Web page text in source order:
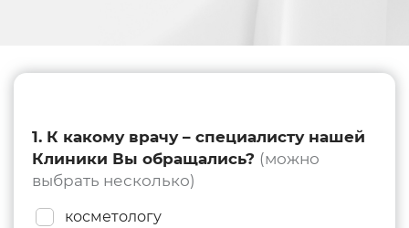
1. К какому врачу – специалисту нашей
Клиники Вы обращались? (можно
выбрать несколько)
косметологу